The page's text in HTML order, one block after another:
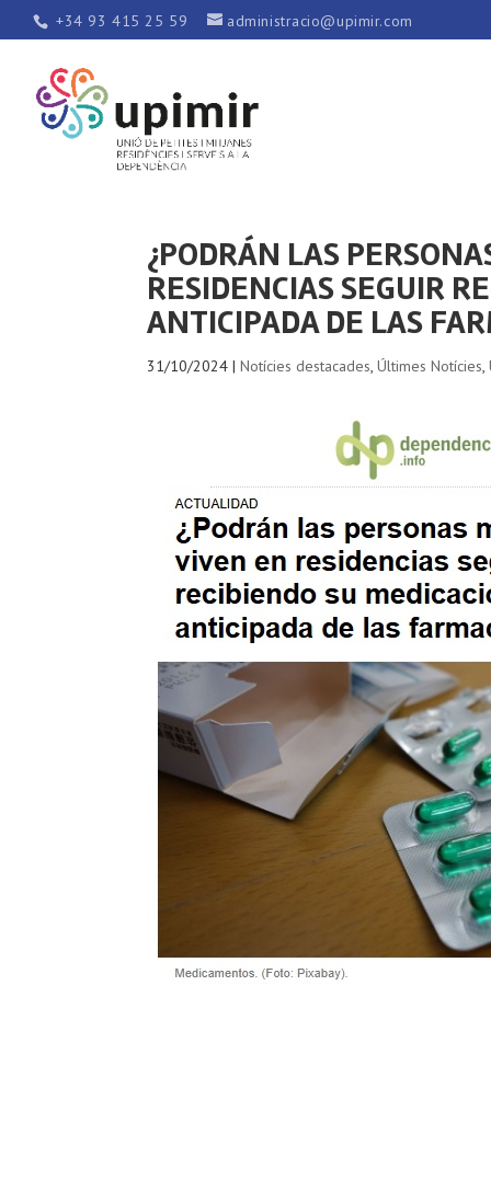
+34 93 415 25 59 administracio@upimir.com
¿PODRÁN LAS
RESIDENCIAS SEGUIR
ANTICIPADA DE LAS
31/10/2024 |Notícies destacades,Últimes Notícies,